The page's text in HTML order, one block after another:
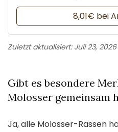
8,01€ bei
Zuletzt aktualisiert: Juli 23,
Gibt es besondere
Molosser gemeinsam
Ja, alle Molosser-Rassen